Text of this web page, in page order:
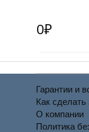
0₽
Гарантии и
Как сделать
О компании
Политика